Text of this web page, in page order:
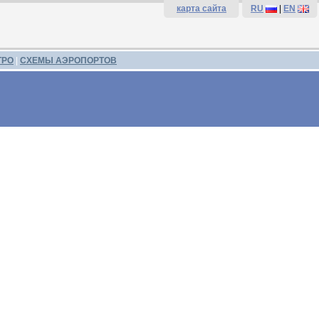
карта сайта RU EN
СХЕМЫ АЭРОПОРТОВ